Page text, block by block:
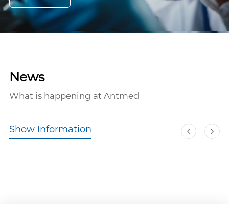
News
What is happening at Antmed
Show Information